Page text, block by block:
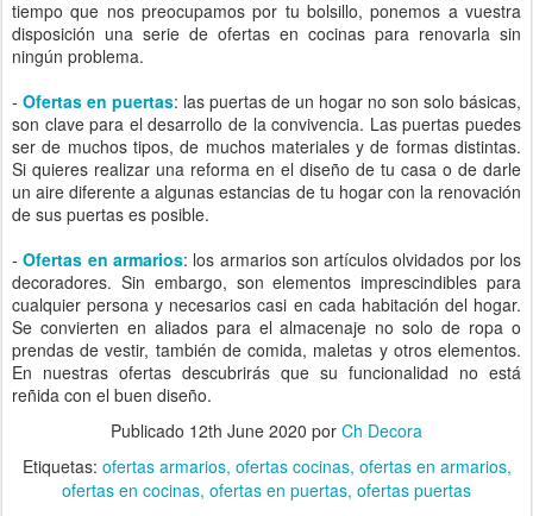
tiempo que nos preocupamos por tu bolsillo, ponemos a vuestra
disposición una serie de ofertas en cocinas para renovarla sin
ningún problema.
- Ofertas en puertas: las puertas de un hogar no son solo básicas,
son clave para el desarrollo de la convivencia. Las puertas puedes
ser de muchos tipos, de muchos materiales y de formas distintas.
Si quieres realizar una reforma en el diseño de tu casa o de darle
un aire diferente a algunas estancias de tu hogar con la renovación
de sus puertas es posible.
-Ofertas en armarios: los armarios son artículos olvidados por los
decoradores. Sin embargo, son elementos imprescindibles para
cualquier persona y necesarios casi en cada habitación del hogar.
Se convierten en aliados para el almacenaje no solo de ropa o
prendas de vestir, también de comida, maletas y otros elementos.
En nuestras ofertas descubrirás que su funcionalidad no está
reñida con el buen diseño.
Publicado 12th June 2020 por Ch Decora
Etiquetas: ofertas armarios ofertas cocinas ofertas en armarios
ofertas en cocinas ofertas en puertas ofertas puertas